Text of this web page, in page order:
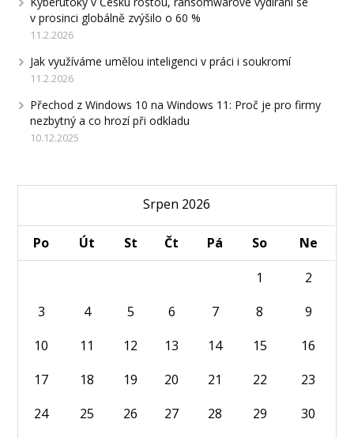
v prosinci globálně zvýšilo o 60 %
11.2.2026
Jak využíváme umělou inteligenci v práci i soukromí
11.2.2026
Přechod z Windows 10 na Windows 11: Proč je pro firmy
nezbytný a co hrozí při odkladu
10.12.2025
Srpen 2026
Po Út St Čt Pá So
Ne
1
2
3
4 5 6 7 8
9
10
11 12 13 14 15
16
17
18 19 20 21 22
23
24
25 26 27 28 29
30